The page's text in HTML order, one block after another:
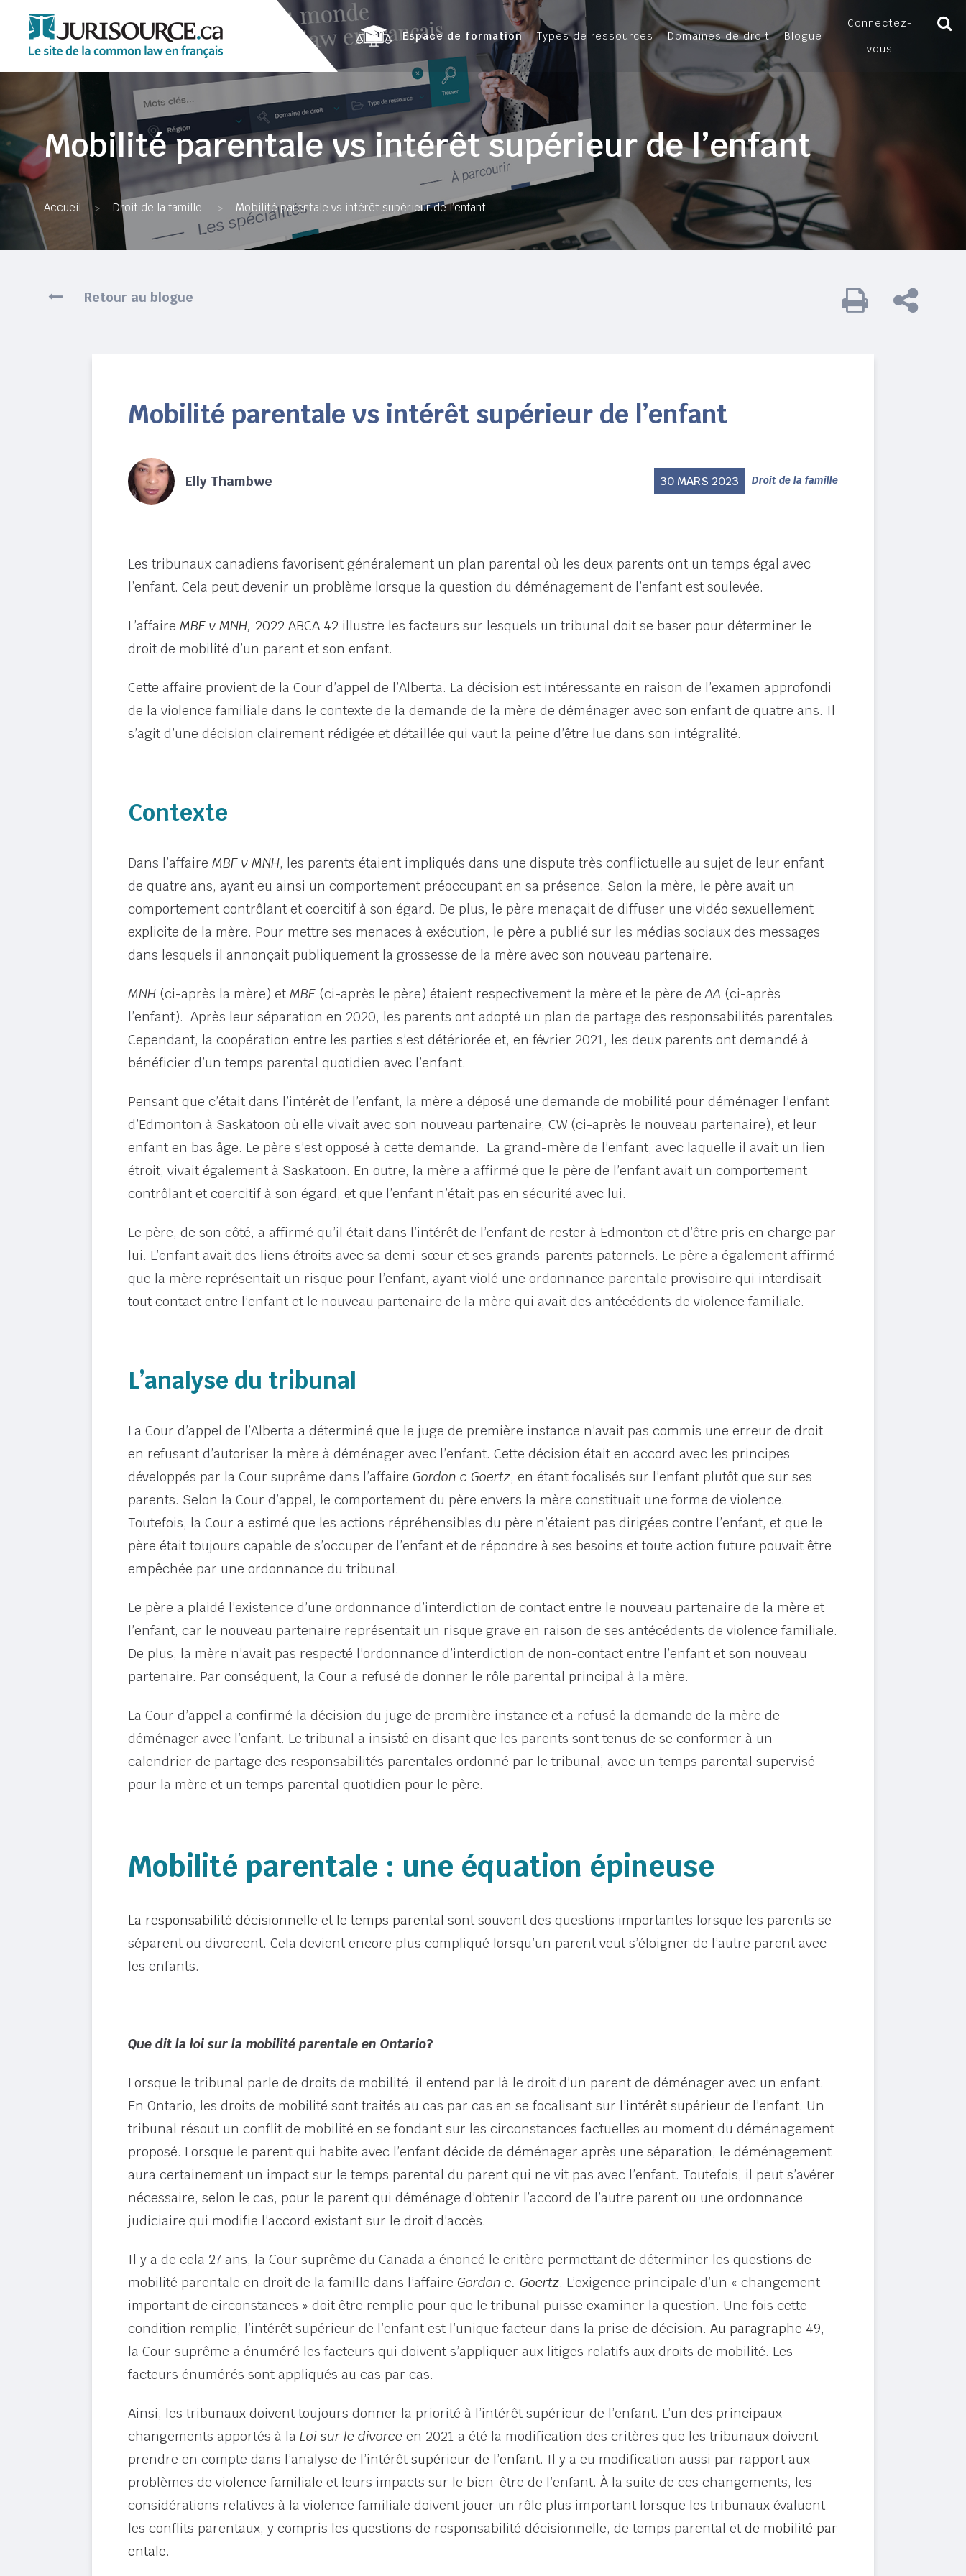
Connectez-
vous
Espace de formation Types de ressources Domaines de droit Blogue
Mobilité parentale vs intérêt supérieur de l’enfant
Accueil > Droit de la famille > Mobilité parentale vs intérêt supérieur de l’enfant
Retour au blogue
Mobilité parentale vs intérêt supérieur de l’enfant
Elly Thambwe 30 MARS 2023 Droit de la famille
Les tribunaux canadiens favorisent généralement un plan parental où les deux parents ont un temps égal avec
l’enfant. Cela peut devenir un problème lorsque la question du déménagement de l’enfant est soulevée.
L’affaire MBF v MNH, 2022 ABCA 42 illustre les facteurs sur lesquels un tribunal doit se baser pour déterminer le
droit de mobilité d’un parent et son enfant.
Cette affaire provient de la Cour d’appel de l’Alberta. La décision est intéressante en raison de l’examen approfondi
de la violence familiale dans le contexte de la demande de la mère de déménager avec son enfant de quatre ans. Il
s’agit d’une décision clairement rédigée et détaillée qui vaut la peine d’être lue dans son intégralité.
Contexte
Dans l’affaire MBF v MNH, les parents étaient impliqués dans une dispute très conflictuelle au sujet de leur enfant
de quatre ans, ayant eu ainsi un comportement préoccupant en sa présence. Selon la mère, le père avait un
comportement contrôlant et coercitif à son égard. De plus, le père menaçait de diffuser une vidéo sexuellement
explicite de la mère. Pour mettre ses menaces à exécution, le père a publié sur les médias sociaux des messages
dans lesquels il annonçait publiquement la grossesse de la mère avec son nouveau partenaire.
MNH(ci-après la mère) et MBF(ci-après le père) étaient respectivement la mère et le père deAA (ci-après
l’enfant). Après leur séparation en 2020, les parents ont adopté un plan de partage des responsabilités parentales.
Cependant, la coopération entre les parties s’est détériorée et, en février 2021, les deux parents ont demandé à
bénéficier d’un temps parental quotidien avec l’enfant.
Pensant que c’était dans l’intérêt de l’enfant, la mère a déposé une demande de mobilité pour déménager l’enfant
d’Edmonton à Saskatoon où elle vivait avec son nouveau partenaire, CW (ci-après le nouveau partenaire), et leur
enfant en bas âge. Le père s’est opposé à cette demande. La grand-mère de l’enfant, avec laquelle il avait un lien
étroit, vivait également à Saskatoon. En outre, la mère a affirmé que le père de l’enfant avait un comportement
contrôlant et coercitif à son égard, et que l’enfant n’était pas en sécurité avec lui.
Le père, de son côté, a affirmé qu’il était dans l’intérêt de l’enfant de rester à Edmonton et d’être pris en charge par
lui. L’enfant avait des liens étroits avec sa demi-sœur et ses grands-parents paternels. Le père a également affirmé
que la mère représentait un risque pour l’enfant, ayant violé une ordonnance parentale provisoire qui interdisait
tout contact entre l’enfant et le nouveau partenaire de la mère qui avait des antécédents de violence familiale.
L’analyse du tribunal
La Cour d’appel de l’Alberta a déterminé que le juge de première instance n’avait pas commis une erreur de droit
en refusant d’autoriser la mère à déménager avec l’enfant. Cette décision était en accord avec les principes
développés par la Cour suprême dans l’affaire Gordon c Goertz, en étant focalisés sur l’enfant plutôt que sur ses
parents. Selon la Cour d’appel, le comportement du père envers la mère constituait une forme de violence.
Toutefois, la Cour a estimé que les actions répréhensibles du père n’étaient pas dirigées contre l’enfant, et que le
père était toujours capable de s’occuper de l’enfant et de répondre à ses besoins et toute action future pouvait être
empêchée par une ordonnance du tribunal.
Le père a plaidé l’existence d’une ordonnance d’interdiction de contact entre le nouveau partenaire de la mère et
l’enfant, car le nouveau partenaire représentait un risque grave en raison de ses antécédents de violence familiale.
De plus, la mère n’avait pas respecté l’ordonnance d’interdiction de non-contact entre l’enfant et son nouveau
partenaire. Par conséquent, la Cour a refusé de donner le rôle parental principal à la mère.
La Cour d’appel a confirmé la décision du juge de première instance et a refusé la demande de la mère de
déménager avec l’enfant. Le tribunal a insisté en disant que les parents sont tenus de se conformer à un
calendrier de partage des responsabilités parentales ordonné par le tribunal, avec un temps parental supervisé
pour la mère et un temps parental quotidien pour le père.
Mobilité parentale : une équation épineuse
La responsabilité décisionnelle et le temps parental sont souvent des questions importantes lorsque les parents se
séparent ou divorcent. Cela devient encore plus compliqué lorsqu’un parent veut s’éloigner de l’autre parent avec
les enfants.
Que dit la loi sur la mobilité parentale en Ontario?
Lorsque le tribunal parle de droits de mobilité, il entend par là le droit d’un parent de déménager avec un enfant.
En Ontario, les droits de mobilité sont traités au cas par cas en se focalisant sur l’intérêt supérieur de l’enfant. Un
tribunal résout un conflit de mobilité en se fondant sur les circonstances factuelles au moment du déménagement
proposé. Lorsque le parent qui habite avec l’enfant décide de déménager après une séparation, le déménagement
aura certainement un impact sur le temps parental du parent qui ne vit pas avec l’enfant. Toutefois, il peut s’avérer
nécessaire, selon le cas, pour le parent qui déménage d’obtenir l’accord de l’autre parent ou une ordonnance
judiciaire qui modifie l’accord existant sur le droit d’accès.
Il y a de cela 27 ans, la Cour suprême du Canada a énoncé le critère permettant de déterminer les questions de
mobilité parentale en droit de la famille dans l’affaire Gordon c. Goertz. L’exigence principale d’un « changement
important de circonstances » doit être remplie pour que le tribunal puisse examiner la question. Une fois cette
condition remplie, l’intérêt supérieur de l’enfant est l’unique facteur dans la prise de décision. Au paragraphe 49,
la Cour suprême a énuméré les facteurs qui doivent s’appliquer aux litiges relatifs aux droits de mobilité. Les
facteurs énumérés sont appliqués au cas par cas.
Ainsi, les tribunaux doivent toujours donner la priorité à l’intérêt supérieur de l’enfant. L’un des principaux
changements apportés à la Loi sur le divorce en 2021 a été la modification des critères que les tribunaux doivent
prendre en compte dans l’analyse de l’intérêt supérieur de l’enfant. Il y a eu modification aussi par rapport aux
problèmes de violence familiale et leurs impacts sur le bien-être de l’enfant. À la suite de ces changements, les
considérations relatives à la violence familiale doivent jouer un rôle plus important lorsque les tribunaux évaluent
les conflits parentaux, y compris les questions de responsabilité décisionnelle, de temps parental et de mobilité par
entale.